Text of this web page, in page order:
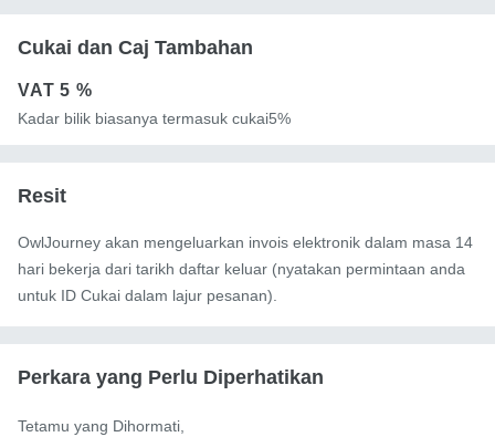
Cukai dan Caj Tambahan
VAT5 %
Kadar bilik biasanya termasuk cukai5%
Resit
OwlJourney akan mengeluarkan invois elektronik dalam masa 14
hari bekerja dari tarikh daftar keluar (nyatakan permintaan anda
untuk ID Cukai dalam lajur pesanan).
Perkara yang Perlu Diperhatikan
Tetamu yang Dihormati,